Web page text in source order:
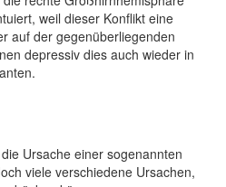
weil dieser Konflikt eine
auf der gegenüberliegenden
depressiv dies auch wieder in
Ursache einer sogenannten
viele verschiedene Ursachen,